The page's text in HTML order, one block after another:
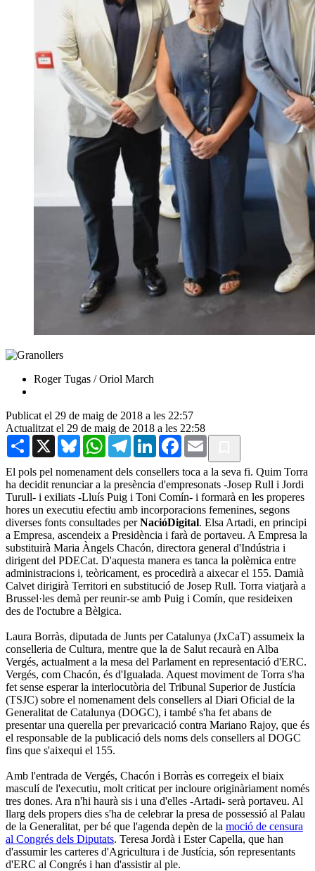
Roger Tugas / Oriol March
Publicat el 29 de maig de 2018 a les 22:57
Actualitzat el 29 de maig de 2018 a les 22:58
Share X BlueskyWhatsAppTelegramLinkedInFacebook
Email
El pols pel nomenament dels consellers toca a la seva fi. Quim Torra
ha decidit renunciar a la presència d'empresonats -Josep Rull i Jordi
Turull- i exiliats -Lluís Puig i Toni Comín- i formarà en les properes
hores un executiu efectiu amb incorporacions femenines, segons
diverses fonts consultades perNacióDigital. Elsa Artadi, en principi
a Empresa, ascendeix a Presidència i farà de portaveu. A Empresa la
substituirà Maria Àngels Chacón, directora general d'Indústria i
dirigent del PDECat. D'aquesta manera es tanca la polèmica entre
administracions i, teòricament, es procedirà a aixecar el 155. Damià
Calvet dirigirà Territori en substitució de Josep Rull. Torra viatjarà a
Brussel·les demà per reunir-se amb Puig i Comín, que resideixen
des de l'octubre a Bèlgica.
Laura Borràs, diputada de Junts per Catalunya (JxCaT) assumeix la
conselleria de Cultura, mentre que la de Salut recaurà en Alba
Vergés, actualment a la mesa del Parlament en representació d'ERC.
Vergés, com Chacón, és d'Igualada. Aquest moviment de Torra s'ha
fet sense esperar la interlocutòria del Tribunal Superior de Justícia
(TSJC) sobre el nomenament dels consellers al Diari Oficial de la
Generalitat de Catalunya (DOGC), i també s'ha fet abans de
presentar una querella per prevaricació contra Mariano Rajoy, que és
el responsable de la publicació dels noms dels consellers al DOGC
fins que s'aixequi el 155.
Amb l'entrada de Vergés, Chacón i Borràs es corregeix el biaix
masculí de l'executiu, molt criticat per incloure originàriament només
tres dones. Ara n'hi haurà sis i una d'elles -Artadi- serà portaveu. Al
llarg dels propers dies s'ha de celebrar la presa de possessió al Palau
de la Generalitat, per bé que l'agenda depèn de la moció de censura
al Congrés dels Diputats. Teresa Jordà i Ester Capella, que han
d'assumir les carteres d'Agricultura i de Justícia, són representants
d'ERC al Congrés i han d'assistir al ple.